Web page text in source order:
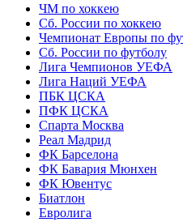
ЧМ по хоккею
Сб. России по хоккею
Чемпионат Европы по
Сб. России по футболу
Лига Чемпионов УЕФА
Лига Наций УЕФА
ПБК ЦСКА
ПФК ЦСКА
Спарта Москва
Реал Мадрид
ФК Барселона
ФК Бавария Мюнхен
ФК Ювентус
Биатлон
Евролига